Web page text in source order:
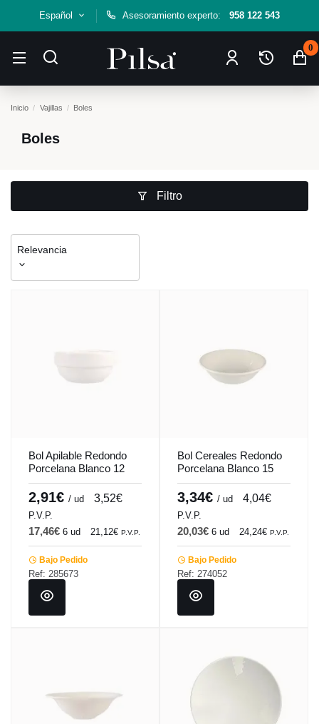
Español Asesoramiento experto: 958 122 543
0
Inicio Vajillas Boles
Boles
Filtro
Relevancia
Bol Apilable Redondo
Porcelana Blanco 12
Cm Soley Porland
2,91€ / ud 3,52€
P.V.P.
17,46€ 6 ud 21,12€ P.V.P.
Bajo Pedido
Ref: 285673
Bol Cereales Redondo
Porcelana Blanco 15
Cm Soley Porland
3,34€ / ud 4,04€
P.V.P.
20,03€ 6 ud 24,24€ P.V.P.
Bajo Pedido
Ref: 274052